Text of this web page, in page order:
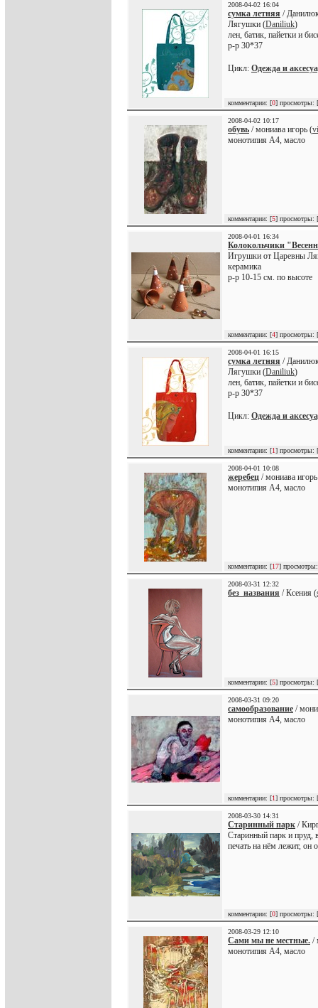
2008-04-02 16:04
сумка летняя /
Лягушки (Daniliuk)
лен, батик, пайетки и
р-р 30*37
Цикл: Одежда и
комментарии: [0] просмотры: [
2008-04-02 10:17
обувь / мониава игорь (
монотипия А4, масло
комментарии: [5] просмотры: [
2008-04-01 16:34
Колокольчики
Игрушки от Царевны
керамика
р-р 10-15 см. по высоте
комментарии: [4] просмотры: [
2008-04-01 16:15
сумка летняя /
Лягушки (Daniliuk)
лен, батик, пайетки и
р-р 30*37
Цикл: Одежда и
комментарии: [1] просмотры: [
2008-04-01 10:08
жеребец / мониава
монотипия А4, масло
комментарии: [17]
2008-03-31 12:32
без_названия / Ксения (
комментарии: [5] просмотры: [
2008-03-31 09:20
самообразование /
монотипия А4, масло
комментарии: [1] просмотры: [
2008-03-30 14:31
Старинный парк /
Старинный парк и пруд,
печать на нём лежит, он
комментарии: [0] просмотры: [
2008-03-29 12:10
Сами мы не местные. /
монотипия А4, масло